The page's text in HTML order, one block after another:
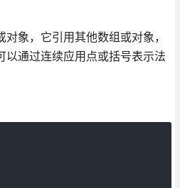
象，它引用其他数组或对象，
以通过连续应用点或括号表示法